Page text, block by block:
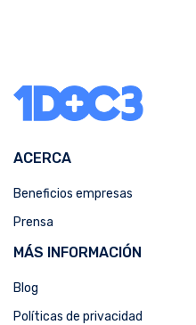
ACERCA
Beneficios empresas
Prensa
MÁS INFORMACIÓN
Blog
Políticas de privacidad